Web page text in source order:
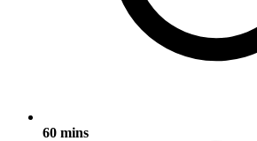
60 mins